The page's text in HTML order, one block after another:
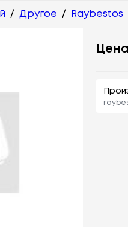
/ Другое / Raybestos
Цена